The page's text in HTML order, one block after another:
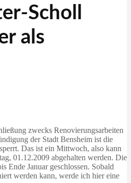
Scholl
als
zwecks Renovierungsarbeiten
der Stadt Bensheim ist die
Das ist ein Mittwoch, also kann
01.12.2009 abgehalten werden. Die
Ende Januar geschlossen. Sobald
werden kann, werde ich hier eine